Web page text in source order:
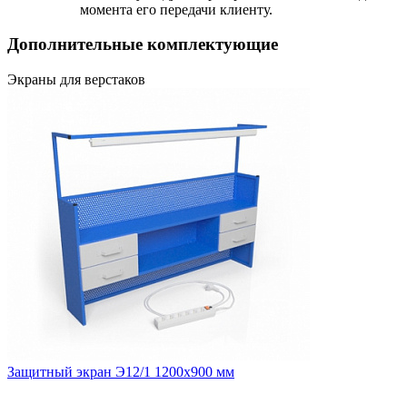
момента его передачи клиенту.
Дополнительные комплектующие
Экраны для верстаков
Защитный экран Э12/1 1200х900 мм